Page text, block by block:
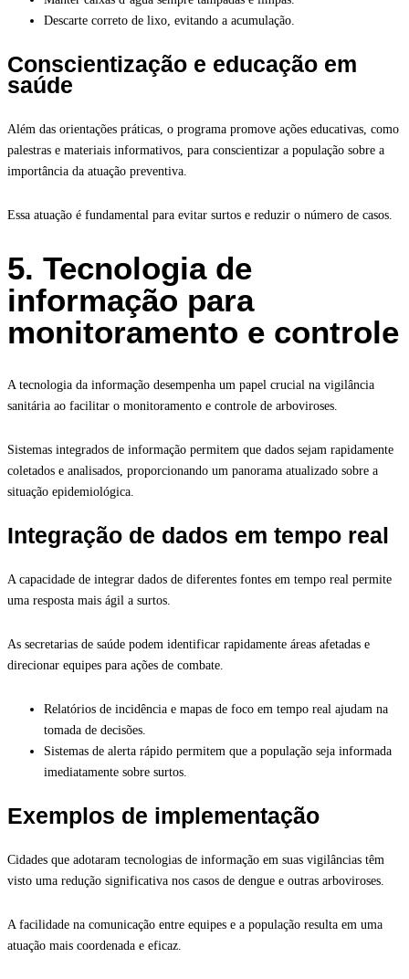
Descarte correto de lixo, evitando a acumulação.
Conscientização e educação em
saúde
Além das orientações práticas, o programa promove ações educativas, como
palestras e materiais informativos, para conscientizar a população sobre a
importância da atuação preventiva.
Essa atuação é fundamental para evitar surtos e reduzir o número de casos.
5. Tecnologia de
informação para
monitoramento e controle
A tecnologia da informação desempenha um papel crucial na vigilância
sanitária ao facilitar o monitoramento e controle de arboviroses.
Sistemas integrados de informação permitem que dados sejam rapidamente
coletados e analisados, proporcionando um panorama atualizado sobre a
situação epidemiológica.
Integração de dados em tempo real
A capacidade de integrar dados de diferentes fontes em tempo real permite
uma resposta mais ágil a surtos.
As secretarias de saúde podem identificar rapidamente áreas afetadas e
direcionar equipes para ações de combate.
Relatórios de incidência e mapas de foco em tempo real ajudam na
tomada de decisões.
Sistemas de alerta rápido permitem que a população seja informada
imediatamente sobre surtos.
Exemplos de implementação
Cidades que adotaram tecnologias de informação em suas vigilâncias têm
visto uma redução significativa nos casos de dengue e outras arboviroses.
A facilidade na comunicação entre equipes e a população resulta em uma
atuação mais coordenada e eficaz.